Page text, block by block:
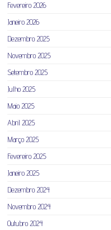
Fevereiro 2026
Janeiro 2026
Dezembro 2025
Novembro 2025
Setembro 2025
Julho 2025
Maio 2025
Abril 2025
Março 2025
Fevereiro 2025
Janeiro 2025
Dezembro 2024
Novembro 2024
Outubro 2024